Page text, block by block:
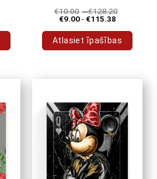
€10.00 -€128.20
€9.00-€115.38
Atlasiet īpašības
varianti.
Variantus
var
izvēlēties
produkta
lapā